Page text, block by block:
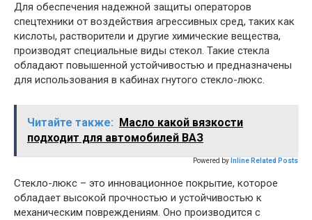
Для обеспечения надежной защиты операторов
спецтехники от воздействия агрессивных сред, таких как
кислоты, растворители и другие химические вещества,
производят специальные виды стекол. Такие стекла
обладают повышенной устойчивостью и предназначены
для использования в кабинах гнутого стекло-люкс.
Читайте также: Масло какой вязкости
подходит для автомобилей ВАЗ
Powered by Inline Related Posts
Стекло-люкс – это инновационное покрытие, которое
обладает высокой прочностью и устойчивостью к
механическим повреждениям. Оно производится с